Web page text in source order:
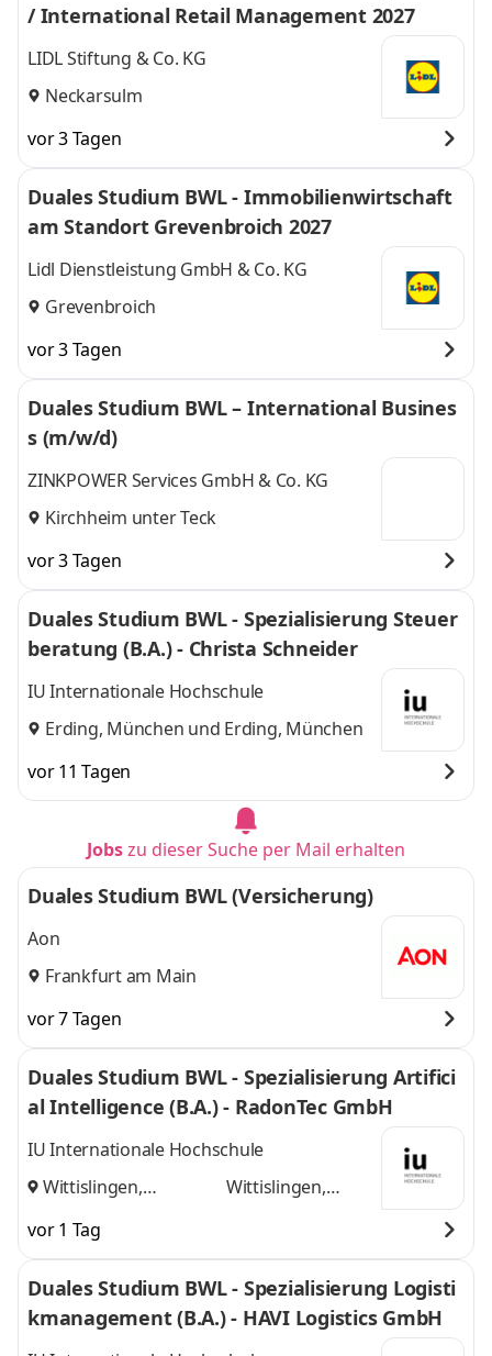
/ International Retail Management 2027
LIDL Stiftung & Co. KG
Neckarsulm
vor 3 Tagen
Duales Studium BWL - Immobilienwirtschaft
am Standort Grevenbroich 2027
Lidl Dienstleistung GmbH & Co. KG
Grevenbroich
vor 3 Tagen
Duales Studium BWL – International Busines
s (m/w/d)
ZINKPOWER Services GmbH & Co. KG
Kirchheim unter Teck
vor 3 Tagen
Duales Studium BWL - Spezialisierung Steuer
beratung (B.A.) - Christa Schneider
IU Internationale Hochschule
Erding, München und Erding, München
vor 11 Tagen
Jobszu dieser Suche per Mail erhalten
Duales Studium BWL (Versicherung)
Aon
Frankfurt am Main
vor 7 Tagen
Duales Studium BWL - Spezialisierung Artifici
al Intelligence (B.A.) - RadonTec GmbH
IU Internationale Hochschule
Wittislingen,
Wittislingen,
vor 1 Tag
Duales Studium BWL - Spezialisierung Logisti
kmanagement (B.A.) - HAVI Logistics GmbH